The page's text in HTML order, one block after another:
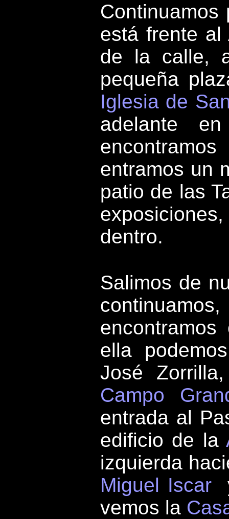
está frente al
de la calle,
pequeña
Iglesia de
adelante
entramos un
patio de las
dentro.
Salimos de
ella
José
Campo
entrada al
edificio de la
izquierda
Miguel Iscar
vemos la